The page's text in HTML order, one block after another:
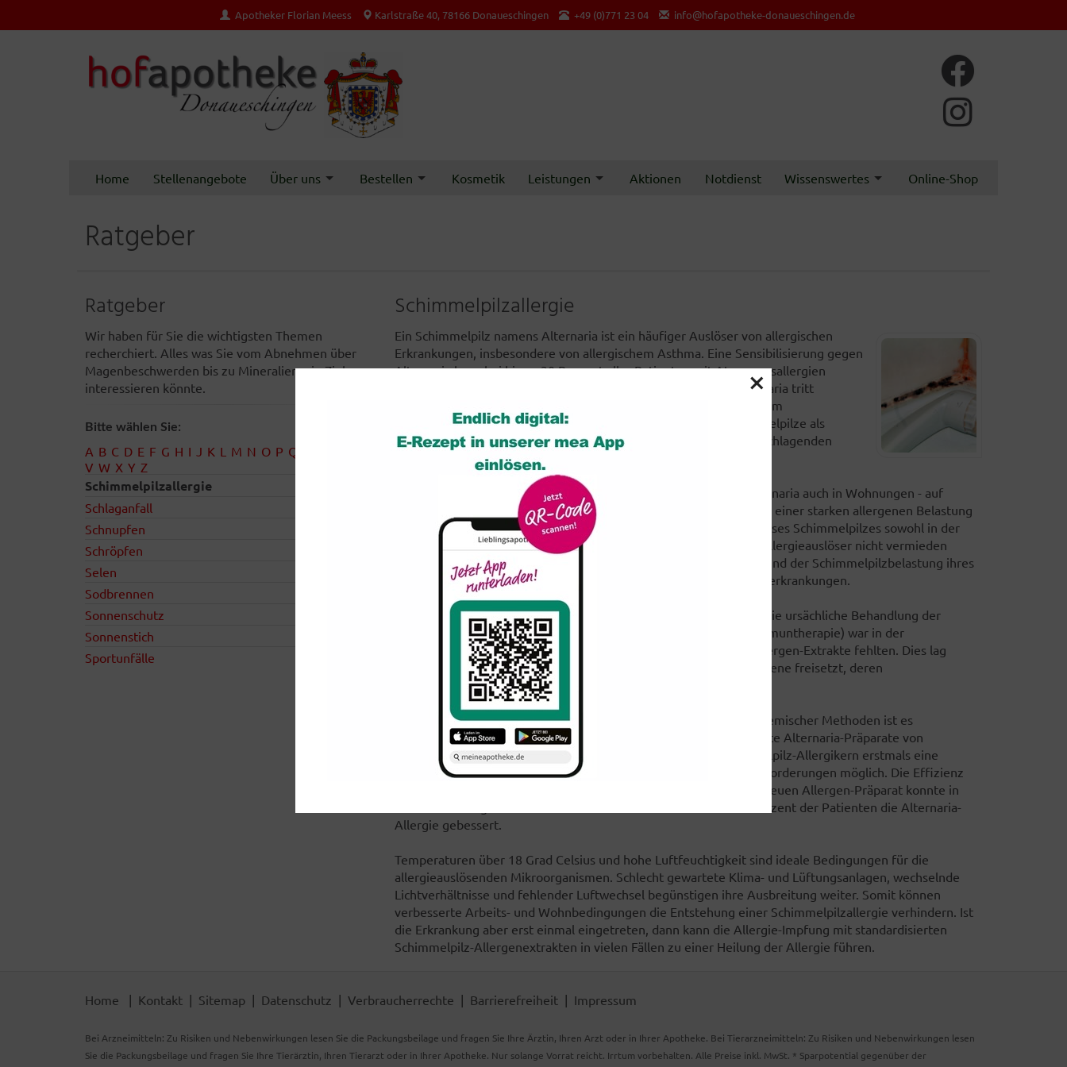
Apotheker Florian Meess Karlstraße 40, 78166 Donaueschingen +49 (0)771 23 04 info@hofapotheke-donaueschingen.de
Home Stellenangebote Über uns Bestellen Kosmetik Leistungen Aktionen Notdienst Wissenswertes Online-Shop
Ratgeber
Ratgeber
Wir haben für Sie die wichtigsten Themen
recherchiert. Alles was Sie vom Abnehmen über
Magenbeschwerden bis zu Mineralien wie Zink
interessieren könnte.
Bitte wählen Sie:
A B C D E F G H I J K L M N O P Q
V W X Y Z
Schimmelpilzallergie
Schlaganfall
Schnupfen
Schröpfen
Selen
Sodbrennen
Sonnenschutz
Sonnenstich
Sportunfälle
Schimmelpilzallergie
Ein Schimmelpilz namens Alternaria ist ein häufiger Auslöser von allergischen
Erkrankungen, insbesondere von allergischem Asthma. Eine Sensibilisierung gegen
Alternaria kann bei bis zu 30 Prozent aller Patienten mit Atemwegsallergien
nachgewiesen werden. Der Sporenflug des Schimmelpilzes Alternaria tritt
überwiegend in den Monaten Juni bis September zeitgleich mit dem
Gräserpollenflug auf. Daher werden viele Allergien gegen Schimmelpilze als
Pollenallergie verkannt und fehlbehandelt – natürlich ohne durchschlagenden
Viele Patienten leiden unter ganzjährigen Beschwerden, weil Alternaria auch in Wohnungen - auf
Textilien, Tapeten, Blumenerde und Lebensmitteln - wächst und zu einer starken allergenen Belastung
der Atemluft führt. Wegen des weit verbreiteten Vorkommens dieses Schimmelpilzes sowohl in der
Außenluft als auch in Innenräumen kann ein Kontakt mit diesem Allergieauslöser nicht vermieden
werden. Auch zahlreiche Bibliothekare und Archivare leiden aufgrund der Schimmelpilzbelastung ihres
jeweiligen Arbeitsplatzes besonders unter allergischen Atemwegserkrankungen.
Die Patienten sind auf eine antiallergische Therapie angewiesen. Die ursächliche Behandlung der
Schimmelpilz-Allergie durch eine Allergie-Impfung (spezifische Immuntherapie) war in der
Vergangenheit wenig erfolgversprechend, weil standardisierte Allergen-Extrakte fehlten. Dies lag
insbesondere daran, dass Alternaria sehr viele verschiedene Allergene freisetzt, deren
Zusammensetzung variieren kann.
Durch den kombinierten Einsatz immunbiologischer und immunchemischer Methoden ist es
Wissenschaftlern gelungen, auf molekularer Ebene genau definierte Alternaria-Präparate von
gleichbleibend hoher Qualität herzustellen. Damit ist bei Schimmelpilz-Allergikern erstmals eine
hocheffiziente spezifische Immuntherapie nach WHO-Qualitätsanforderungen möglich. Die Effizienz
und die Verträglichkeit der spezifischen Immuntherapie mit dem neuen Allergen-Präparat konnte in
Studien bestätigt werden. Schon nach einem Jahr ist bei ca. 90 Prozent der Patienten die Alternaria-
Allergie gebessert.
Temperaturen über 18 Grad Celsius und hohe Luftfeuchtigkeit sind ideale Bedingungen für die
allergieauslösenden Mikroorganismen. Schlecht gewartete Klima- und Lüftungsanlagen, wechselnde
Lichtverhältnisse und fehlender Luftwechsel begünstigen ihre Ausbreitung weiter. Somit können
verbesserte Arbeits- und Wohnbedingungen die Entstehung einer Schimmelpilzallergie verhindern. Ist
die Erkrankung aber erst einmal eingetreten, dann kann die Allergie-Impfung mit standardisierten
Schimmelpilz-Allergenextrakten in vielen Fällen zu einer Heilung der Allergie führen.
Home Kontakt Sitemap Datenschutz Verbraucherrechte Barrierefreiheit Impressum
Bei Arzneimitteln: Zu Risiken und Nebenwirkungen lesen Sie die Packungsbeilage und fragen Sie Ihre Ärztin, Ihren Arzt oder in Ihrer Apotheke. Bei Tierarzneimitteln: Zu Risiken und Nebenwirkungen lesen
Sie die Packungsbeilage und fragen Sie Ihre Tierärztin, Ihren Tierarzt oder in Ihrer Apotheke. Nur solange Vorrat reicht. Irrtum vorbehalten. Alle Preise inkl. MwSt. * Sparpotential gegenüber der
×